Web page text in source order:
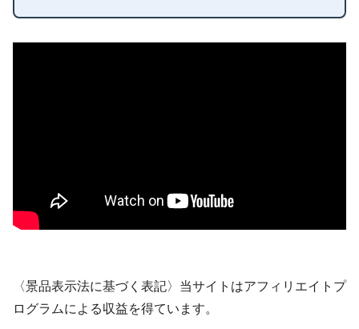
〈景品表示法に基づく表記〉当サイトはアフィリエイトプ
ログラムによる収益を得ています。